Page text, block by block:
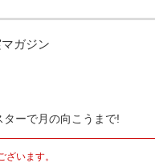
ガジン
ーで月の向こうまで!
います。